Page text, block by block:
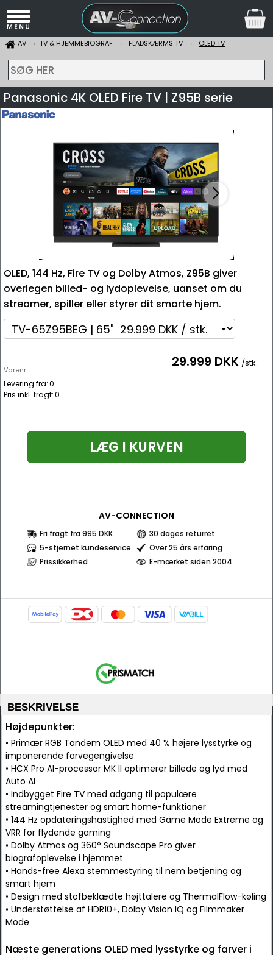
AV TV & HJEMMEBIOGRAF FLADSKÆRMS TV OLED TV
SØG HER
Panasonic 4K OLED Fire TV | Z95B serie
OLED, 144 Hz, Fire TV og Dolby Atmos, Z95B giver
overlegen billed- og lydoplevelse, uanset om du
streamer, spiller eller styrer dit smarte hjem.
Varenr:
Levering fra:0
Pris inkl. fragt:0
29.999 DKK /stk.
LÆG I KURVEN
AV-CONNECTION
Fri fragt fra 995 DKK
30 dages returret
5-stjernet kundeservice
Over 25 års erfaring
Prissikkerhed
E-mærket siden 2004
BESKRIVELSE
Højdepunkter:
• Primær RGB Tandem OLED med 40 % højere lysstyrke og
imponerende farvegengivelse
• HCX Pro AI-processor MK II optimerer billede og lyd med
Auto AI
• Indbygget Fire TV med adgang til populære
streamingtjenester og smart home-funktioner
• 144 Hz opdateringshastighed med Game Mode Extreme og
VRR for flydende gaming
• Dolby Atmos og 360° Soundscape Pro giver
biografoplevelse i hjemmet
• Hands-free Alexa stemmestyring til nem betjening og
smart hjem
• Design med stofbeklædte højttalere og ThermalFlow-køling
• Understøttelse af HDR10+, Dolby Vision IQ og Filmmaker
Mode
Næste generations OLED med lysstyrke og farver i